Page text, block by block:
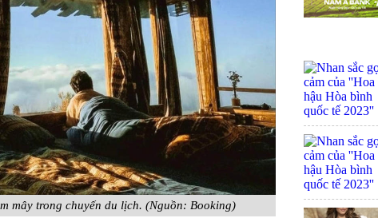
mây trong chuyến du lịch. (Nguồn: Booking)